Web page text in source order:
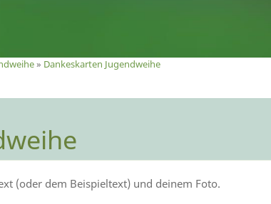
» Dankeskarten Jugendweihe
(oder dem Beispieltext) und deinem Foto.